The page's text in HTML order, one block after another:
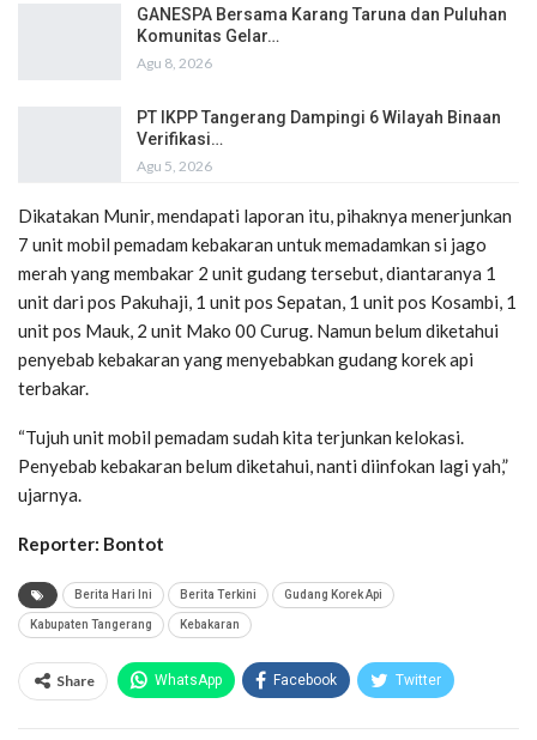
GANESPA Bersama Karang Taruna dan Puluhan
Komunitas Gelar…
Agu 8, 2026
PT IKPP Tangerang Dampingi 6 Wilayah Binaan
Verifikasi…
Agu 5, 2026
Dikatakan Munir, mendapati laporan itu, pihaknya menerjunkan
7 unit mobil pemadam kebakaran untuk memadamkan si jago
merah yang membakar 2 unit gudang tersebut, diantaranya 1
unit dari pos Pakuhaji, 1 unit pos Sepatan, 1 unit pos Kosambi, 1
unit pos Mauk, 2 unit Mako 00 Curug. Namun belum diketahui
penyebab kebakaran yang menyebabkan gudang korek api
terbakar.
“Tujuh unit mobil pemadam sudah kita terjunkan kelokasi.
Penyebab kebakaran belum diketahui, nanti diinfokan lagi yah,”
ujarnya.
Reporter: Bontot
Berita Hari Ini Berita Terkini Gudang Korek Api
Kabupaten Tangerang Kebakaran
Share WhatsApp Facebook Twitter